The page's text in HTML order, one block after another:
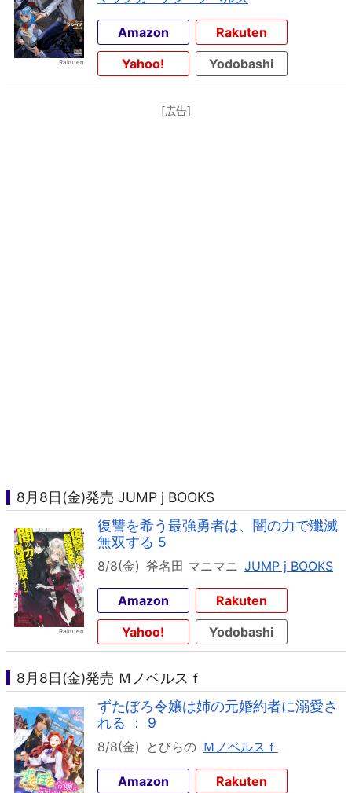
Amazon
Rakuten
Yahoo!
Yodobashi
[広告]
8月8日(金)発売 JUMP j BOOKS
復讐を希う最強勇者は、闇の力で殲滅
無双する 5
8/8(金) 斧名田 マニマニ JUMP j BOOKS
Amazon
Rakuten
Yahoo!
Yodobashi
8月8日(金)発売 Ｍノベルスｆ
ずたぼろ令嬢は姉の元婚約者に溺愛さ
れる ： 9
8/8(金) とびらの Ｍノベルスｆ
Amazon
Rakuten